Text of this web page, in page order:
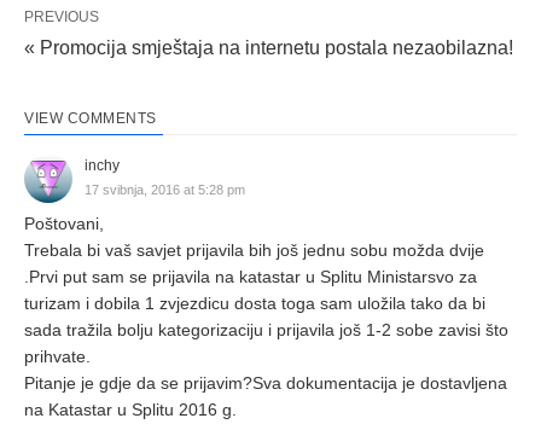
PREVIOUS
« Promocija smještaja na internetu postala nezaobilazna!
VIEW COMMENTS
inchy
17 svibnja, 2016 at 5:28 pm
Poštovani,
Trebala bi vaš savjet prijavila bih još jednu sobu možda dvije
.Prvi put sam se prijavila na katastar u Splitu Ministarsvo za
turizam i dobila 1 zvjezdicu dosta toga sam uložila tako da bi
sada tražila bolju kategorizaciju i prijavila još 1-2 sobe zavisi što
prihvate.
Pitanje je gdje da se prijavim?Sva dokumentacija je dostavljena
na Katastar u Splitu 2016 g.